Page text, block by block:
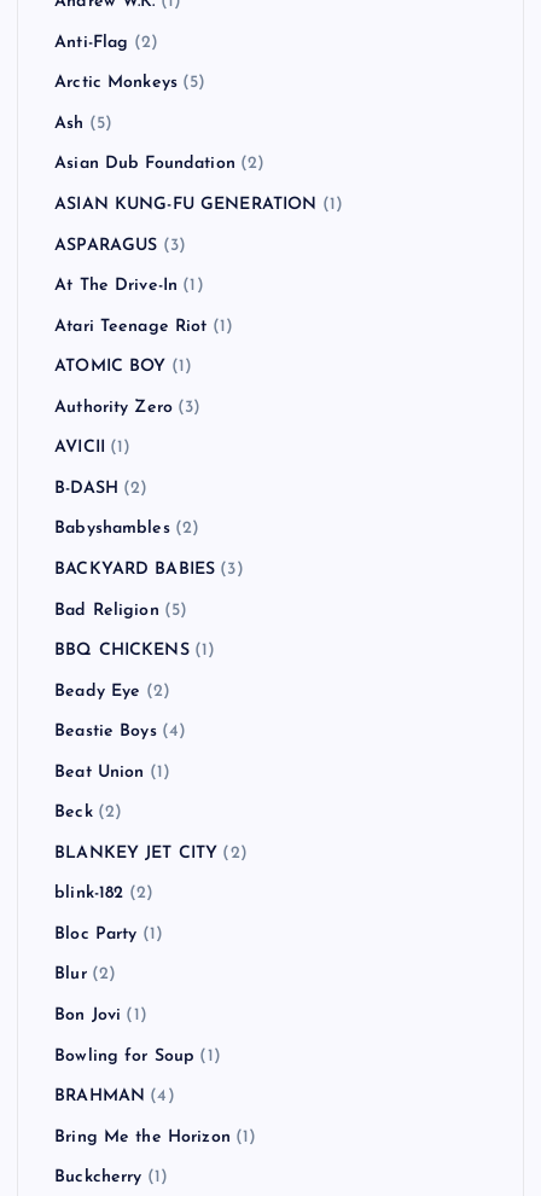
Anti-Flag (2)
Arctic Monkeys (5)
Ash (5)
Asian Dub Foundation (2)
ASIAN KUNG-FU GENERATION (1)
ASPARAGUS (3)
At The Drive-In (1)
Atari Teenage Riot (1)
ATOMIC BOY (1)
Authority Zero (3)
AVICII (1)
B-DASH (2)
Babyshambles(2)
BACKYARD BABIES (3)
Bad Religion (5)
BBQ CHICKENS(1)
Beady Eye (2)
Beastie Boys(4)
Beat Union (1)
Beck(2)
BLANKEY JET CITY (2)
blink-182 (2)
Bloc Party (1)
Blur(2)
Bon Jovi (1)
Bowling for Soup (1)
BRAHMAN (4)
Bring Me the Horizon (1)
Buckcherry (1)